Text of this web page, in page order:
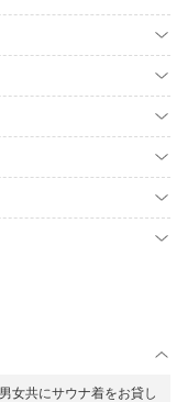
女共にサウナ着をお貸し